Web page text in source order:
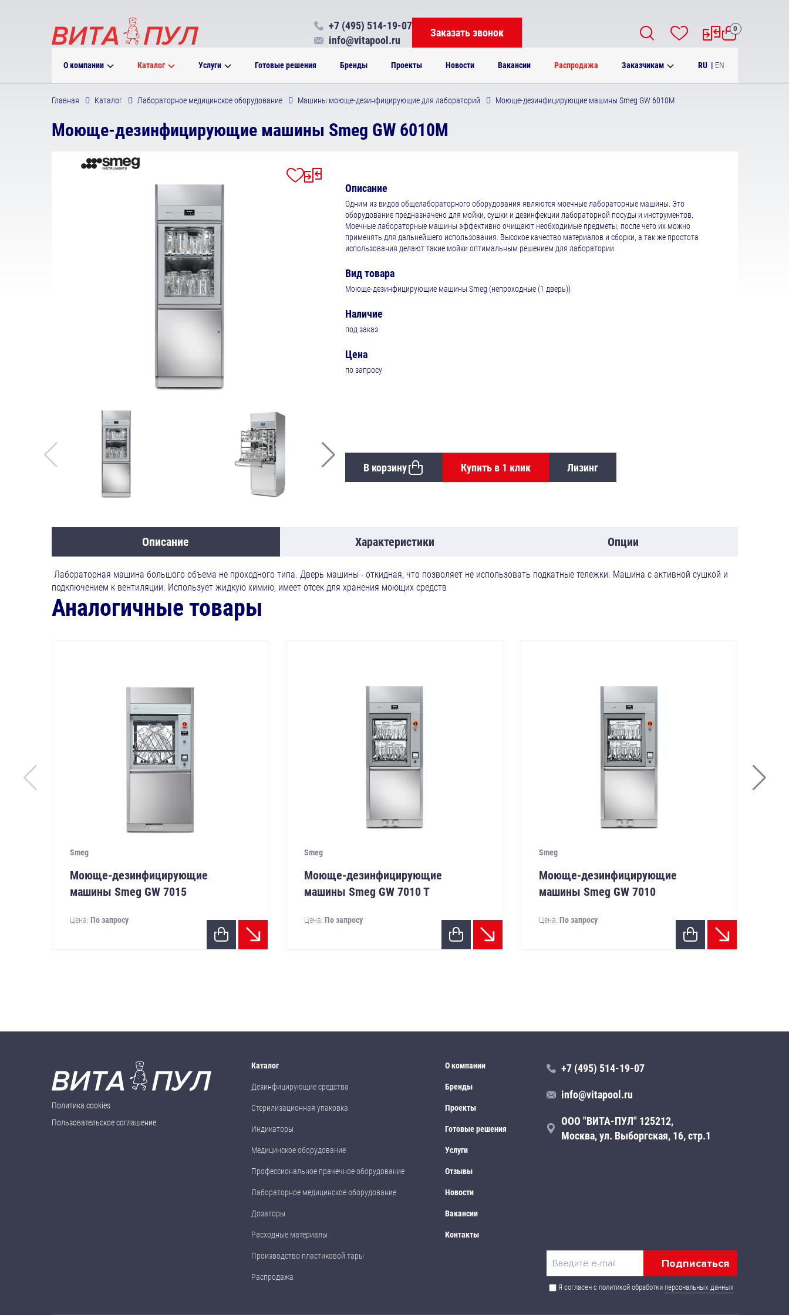
О компании Каталог Услуги Готовые решения Бренды Проекты Новости Вакансии Распродажа Заказчикам RU | EN
+7 (495) 514-19-07
info@vitapool.ru
Заказать звонок 0
Главная Каталог Лабораторное медицинское оборудование Машины моюще-дезинфицирующие для лабораторий Моюще-дезинфицирующие машины Smeg GW 6010М
Моюще-дезинфицирующие машины Smeg GW 6010М
Описание
Одним из видов общелабораторного оборудования являются моечные лабораторные машины. Это
оборудование предназначено для мойки, сушки и дезинфекции лабораторной посуды и инструментов.
Моечные лабораторные машины эффективно очищают необходимые предметы, после чего их можно
применять для дальнейшего использования. Высокое качество материалов и сборки, а так же простота
использования делают такие мойки оптимальным решением для лаборатории.
Вид товара
Моюще-дезинфицирующие машины Smeg (непроходные (1 дверь))
Наличие
под заказ
Цена
по запросу
В корзину Купить в 1 клик Лизинг
Описание Характеристики Опции
Лабораторная машина большого объема не проходного типа. Дверь машины - откидная, что позволяет не использовать подкатные тележки. Машина с активной сушкой и
подключением к вентиляции. Использует жидкую химию, имеет отсек для хранения моющих средств
Аналогичные товары
Smeg
Моюще-дезинфицирующие
машины Smeg GW 7015
Цена: По запросу
Smeg
Моюще-дезинфицирующие
машины Smeg GW 7010 T
Цена:По запросу
Smeg
Моюще-дезинфицирующие
машины Smeg GW 7010
Цена: По запросу
Политика cookies
Пользовательское соглашение
Каталог
Дезинфицирующие средства
Стерилизационная упаковка
Индикаторы
Медицинское оборудование
Профессиональное прачечное оборудование
Лабораторное медицинское оборудование
Дозаторы
Расходные материалы
Производство пластиковой тары
Распродажа
О компании
Бренды
Проекты
Готовые решения
Услуги
Отзывы
Новости
Вакансии
Контакты
+7 (495) 514-19-07
info@vitapool.ru
ООО "ВИТА-ПУЛ" 125212,
Москва, ул. Выборгская, 16, стр.1
Я согласен с политикой обработки персональных данных